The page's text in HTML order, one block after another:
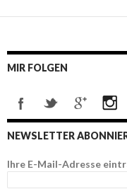
MIR FOLGEN
NEWSLETTER
Ihre E-Mail-Adresse